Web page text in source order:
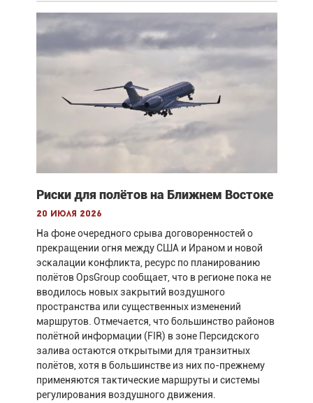
Риски для полётов на Ближнем Востоке
20 июля 2026
На фоне очередного срыва договоренностей о
прекращении огня между США и Ираном и новой
эскалации конфликта, ресурс по планированию
полётов OpsGroup сообщает, что в регионе пока не
вводилось новых закрытий воздушного
пространства или существенных изменений
маршрутов. Отмечается, что большинство районов
полётной информации (FIR) в зоне Персидского
залива остаются открытыми для транзитных
полётов, хотя в большинстве из них по-прежнему
применяются тактические маршруты и системы
регулирования воздушного движения.